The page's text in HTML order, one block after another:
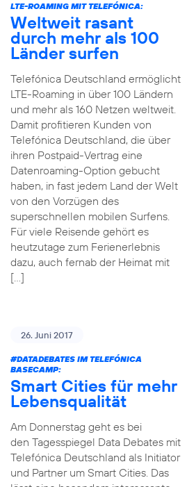
LTE-ROAMING MIT TELEFÓNICA:
Weltweit rasant
durch mehr als 100
Länder surfen
Telefónica Deutschland ermöglicht
LTE-Roaming in über 100 Ländern
und mehr als 160 Netzen weltweit.
Damit profitieren Kunden von
Telefónica Deutschland, die über
ihren Postpaid-Vertrag eine
Datenroaming-Option gebucht
haben, in fast jedem Land der Welt
von den Vorzügen des
superschnellen mobilen Surfens.
Für viele Reisende gehört es
heutzutage zum Ferienerlebnis
dazu, auch fernab der Heimat mit
[…]
26. Juni 2017
#DATADEBATESIM TELEFÓNICA
BASECAMP:
Smart Cities für mehr
Lebensqualität
Am Donnerstag geht es bei
den Tagesspiegel Data Debates mit
Telefónica Deutschland als Initiator
und Partner um Smart Cities. Das